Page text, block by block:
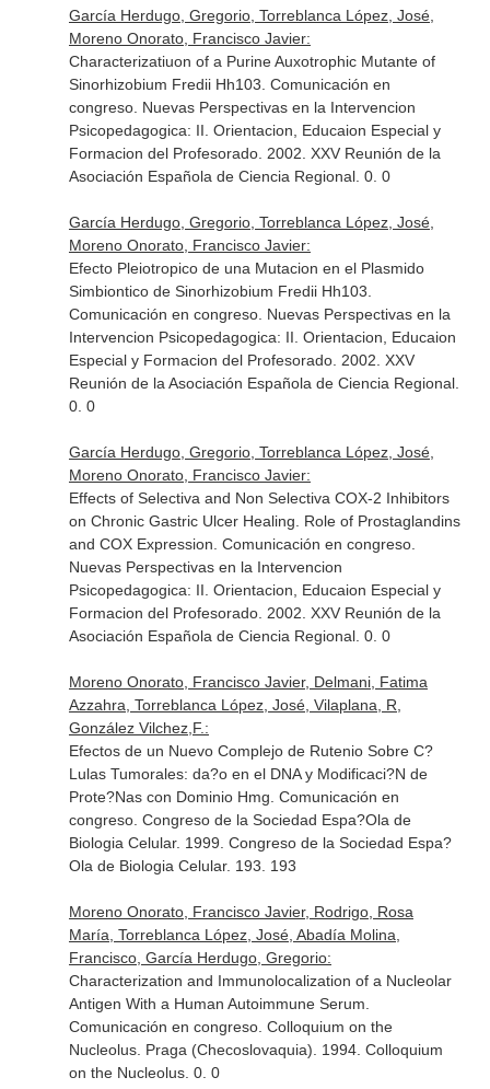
García Herdugo, Gregorio, Torreblanca López, José,
Moreno Onorato, Francisco Javier:
Characterizatiuon of a Purine Auxotrophic Mutante of
Sinorhizobium Fredii Hh103. Comunicación en
congreso. Nuevas Perspectivas en la Intervencion
Psicopedagogica: II. Orientacion, Educaion Especial y
Formacion del Profesorado. 2002. XXV Reunión de la
Asociación Española de Ciencia Regional. 0. 0
García Herdugo, Gregorio, Torreblanca López, José,
Moreno Onorato, Francisco Javier:
Efecto Pleiotropico de una Mutacion en el Plasmido
Simbiontico de Sinorhizobium Fredii Hh103.
Comunicación en congreso. Nuevas Perspectivas en la
Intervencion Psicopedagogica: II. Orientacion, Educaion
Especial y Formacion del Profesorado. 2002. XXV
Reunión de la Asociación Española de Ciencia Regional.
0. 0
García Herdugo, Gregorio, Torreblanca López, José,
Moreno Onorato, Francisco Javier:
Effects of Selectiva and Non Selectiva COX-2 Inhibitors
on Chronic Gastric Ulcer Healing. Role of Prostaglandins
and COX Expression. Comunicación en congreso.
Nuevas Perspectivas en la Intervencion
Psicopedagogica: II. Orientacion, Educaion Especial y
Formacion del Profesorado. 2002. XXV Reunión de la
Asociación Española de Ciencia Regional. 0. 0
Moreno Onorato, Francisco Javier, Delmani, Fatima
Azzahra, Torreblanca López, José, Vilaplana, R,
González Vilchez,F.:
Efectos de un Nuevo Complejo de Rutenio Sobre C?
Lulas Tumorales: da?o en el DNA y Modificaci?N de
Prote?Nas con Dominio Hmg. Comunicación en
congreso. Congreso de la Sociedad Espa?Ola de
Biologia Celular. 1999. Congreso de la Sociedad Espa?
Ola de Biologia Celular. 193. 193
Moreno Onorato, Francisco Javier, Rodrigo, Rosa
María, Torreblanca López, José, Abadía Molina,
Francisco, García Herdugo, Gregorio:
Characterization and Immunolocalization of a Nucleolar
Antigen With a Human Autoimmune Serum.
Comunicación en congreso. Colloquium on the
Nucleolus. Praga (Checoslovaquia). 1994. Colloquium
on the Nucleolus. 0. 0